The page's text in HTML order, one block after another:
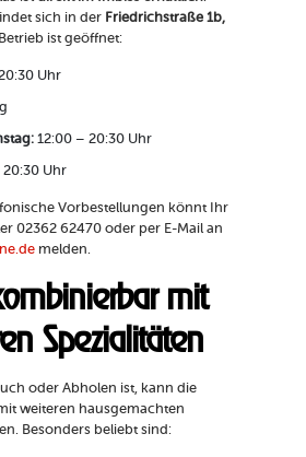
sich in der Friedrichstraße 1b,
ist geöffnet:
Uhr
12:00 – 20:30 Uhr
Uhr
Vorbestellungen könnt Ihr
02362 62470oder per E-Mail an
melden.
mit
Spezialitäten
oder Abholen ist, kann die
weiteren hausgemachten
Besonders beliebt sind: